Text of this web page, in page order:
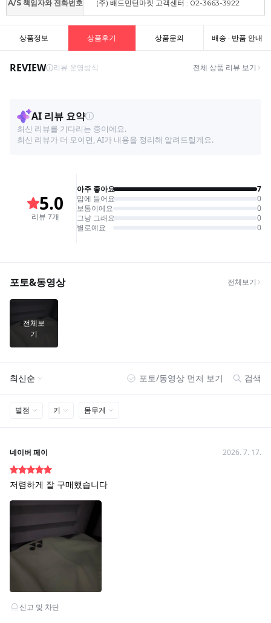
A/S 책임자와 전화번호 (주) 배드민턴마켓 고객센터 : 02-3663-3922
상품정보 상품후기 상품문의 배송 · 반품 안내